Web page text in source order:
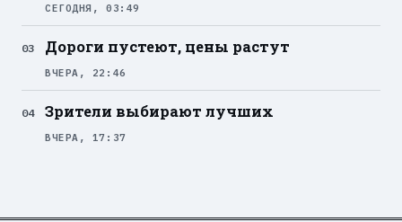
СЕГОДНЯ, 03:49
Дороги пустеют, цены растут
ВЧЕРА, 22:46
Зрители выбирают лучших
ВЧЕРА, 17:37